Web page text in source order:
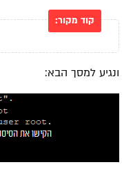
ונגיע למסך הבא: